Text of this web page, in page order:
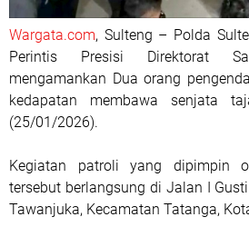
Wargata.com, Sulteng – Polda
Perintis Presisi Direktorat
mengamankan Dua orang
kedapatan membawa senjata
(25/01/2026).
Kegiatan patroli yang dipimpin
tersebut berlangsung di Jalan I
Tawanjuka, Kecamatan Tatanga,